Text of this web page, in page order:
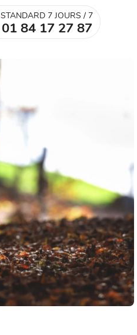
STANDARD 7 JOURS / 7
01 84 17 27 87